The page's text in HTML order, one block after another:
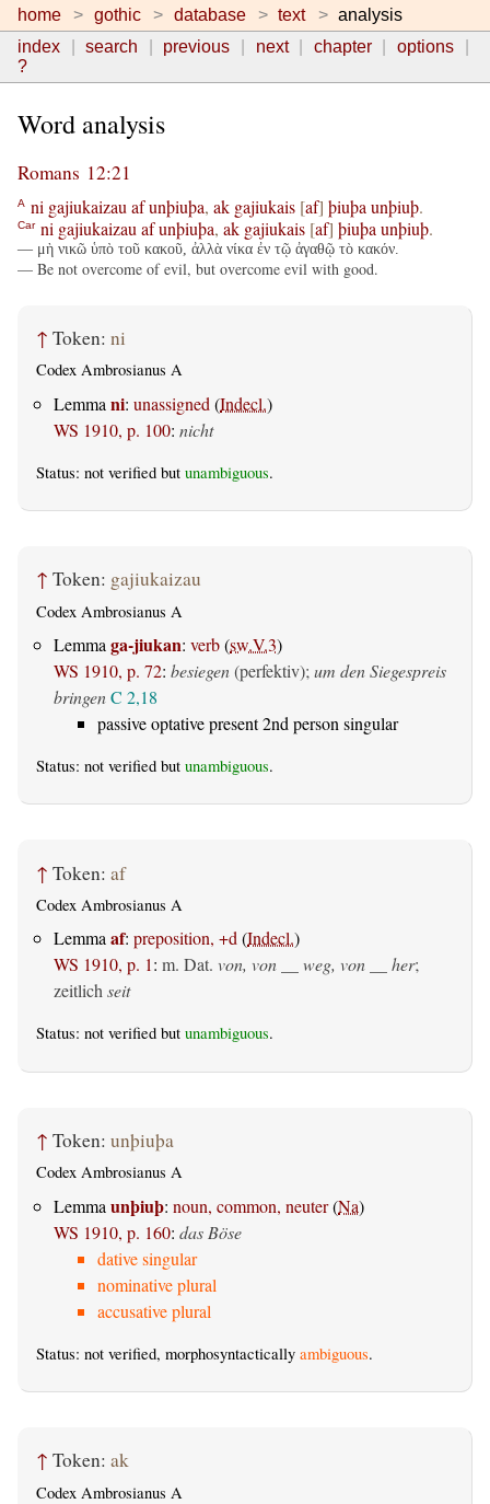
home gothic database text
analysis
index
search previous next chapter
options
?
Word analysis
Romans 12:21
A ni gajiukaizau afunþiuþa, ak gajiukais [af] þiuþa unþiuþ.
Car ni gajiukaizau afunþiuþa, ak gajiukais [af] þiuþa unþiuþ.
— μὴ νικῶ ὑπὸ τοῦ κακοῦ, ἀλλὰ νίκα ἐν τῷ ἀγαθῷ τὸ κακόν.
— Be not overcome of evil, but overcome evil with good.
↑ Token: ni
Codex Ambrosianus A
Lemma ni: unassigned (Indecl.)
WS 1910, p. 100: nicht
Status: not verified but unambiguous.
↑ Token: gajiukaizau
Codex Ambrosianus A
Lemma ga-jiukan: verb(sw.V.3)
WS 1910, p. 72: besiegen(perfektiv); um den Siegespreis
bringenC 2,18
passive optative present 2nd person singular
Status: not verified but unambiguous.
↑ Token: af
Codex Ambrosianus A
Lemmaaf: preposition, +d(Indecl.)
WS 1910, p. 1: m. Dat. von, von __ weg, von __ her;
zeitlichseit
Status: not verified but unambiguous.
↑ Token: unþiuþa
Codex Ambrosianus A
Lemma unþiuþ: noun, common, neuter(Na)
WS 1910, p. 160: das Böse
dative singular
nominative plural
accusative plural
Status: not verified, morphosyntactically ambiguous.
↑ Token: ak
Codex Ambrosianus A